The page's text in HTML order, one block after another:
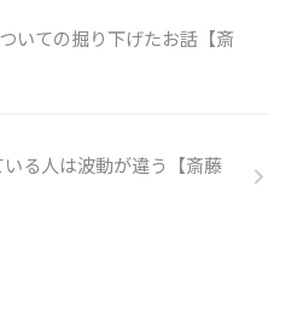
いての掘り下げたお話【斎
る人は波動が違う【斎藤